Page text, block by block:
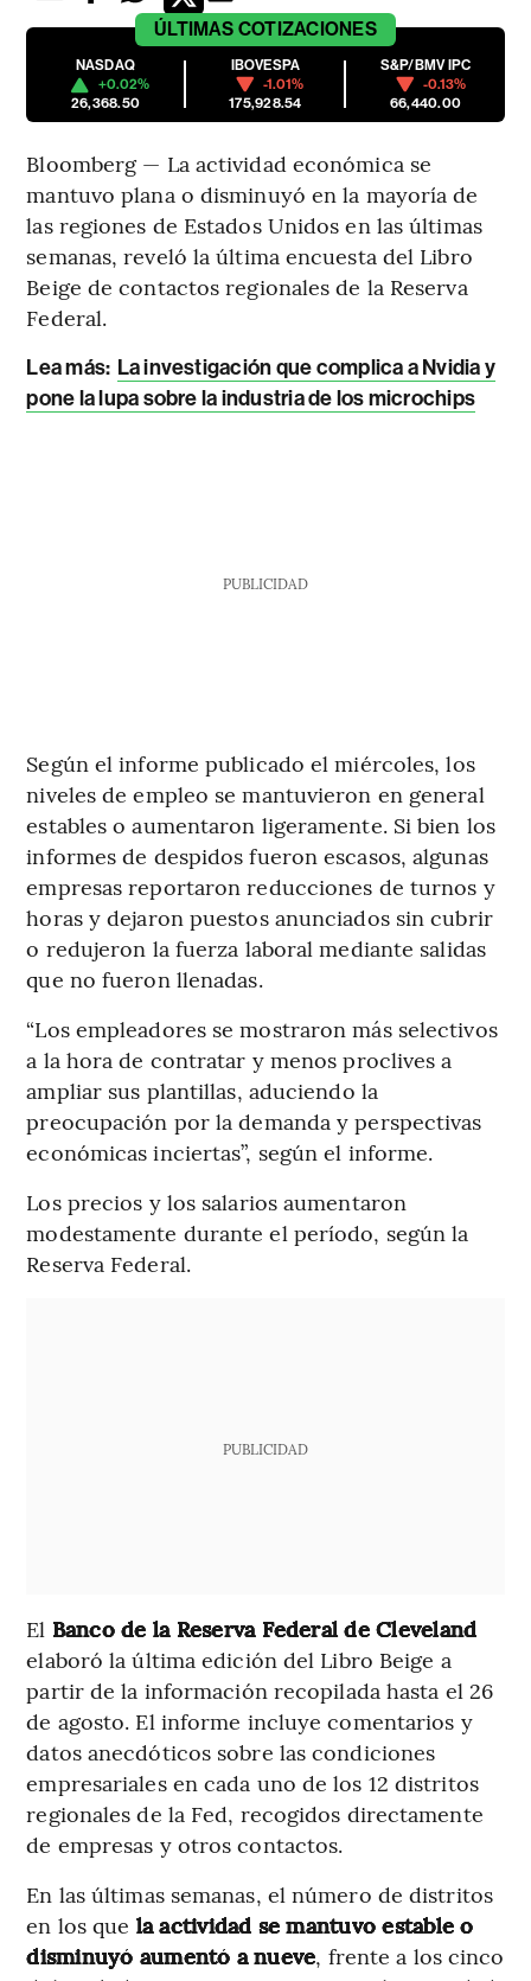
ÚLTIMAS COTIZACIONES
NASDAQ
+0.02%
26,368.50
IBOVESPA
-1.01%
175,928.54
S&P/BMV IPC
-0.13%
66,440.00
Bloomberg — La actividad económica se
mantuvo plana o disminuyó en la mayoría de
las regiones de Estados Unidos en las últimas
semanas, reveló la última encuesta del Libro
Beige de contactos regionales de la Reserva
Federal.
Lea más: La investigación que complica a Nvidia y
pone la lupa sobre la industria de los microchips
PUBLICIDAD
Según el informe publicado el miércoles, los
niveles de empleo se mantuvieron en general
estables o aumentaron ligeramente. Si bien los
informes de despidos fueron escasos, algunas
empresas reportaron reducciones de turnos y
horas y dejaron puestos anunciados sin cubrir
o redujeron la fuerza laboral mediante salidas
que no fueron llenadas.
“Los empleadores se mostraron más selectivos
a la hora de contratar y menos proclives a
ampliar sus plantillas, aduciendo la
preocupación por la demanda y perspectivas
económicas inciertas”, según el informe.
Los precios y los salarios aumentaron
modestamente durante el período, según la
Reserva Federal.
PUBLICIDAD
El Banco de la Reserva Federal de Cleveland
elaboró la última edición del Libro Beige a
partir de la información recopilada hasta el 26
de agosto. El informe incluye comentarios y
datos anecdóticos sobre las condiciones
empresariales en cada uno de los 12 distritos
regionales de la Fed, recogidos directamente
de empresas y otros contactos.
En las últimas semanas, el número de distritos
en los que la actividad se mantuvo estable o
disminuyó aumentó a nueve, frente a los cinco